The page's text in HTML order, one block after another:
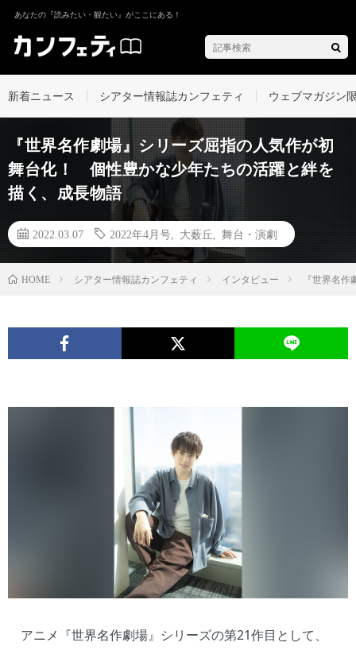
あなたの『読みたい・観たい』がここにある！
新着ニュース シアター情報誌カンフェティ ウェブマガジン
『世界名作劇場』シリーズ屈指の人気作が初
舞台化！ 個性豊かな少年たちの活躍と絆を
描く、成長物語
2022.03.07 2022年4月号 大薮丘 舞台・演劇
HOME シアター情報誌カンフェティ インタビュー 『世界名
アニメ『世界名作劇場』シリーズの第21作目として、